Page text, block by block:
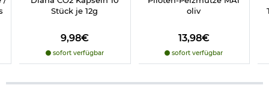
Stück je 12g
9,98€
sofort verfügbar
oliv
13,98€
sofort verfügbar